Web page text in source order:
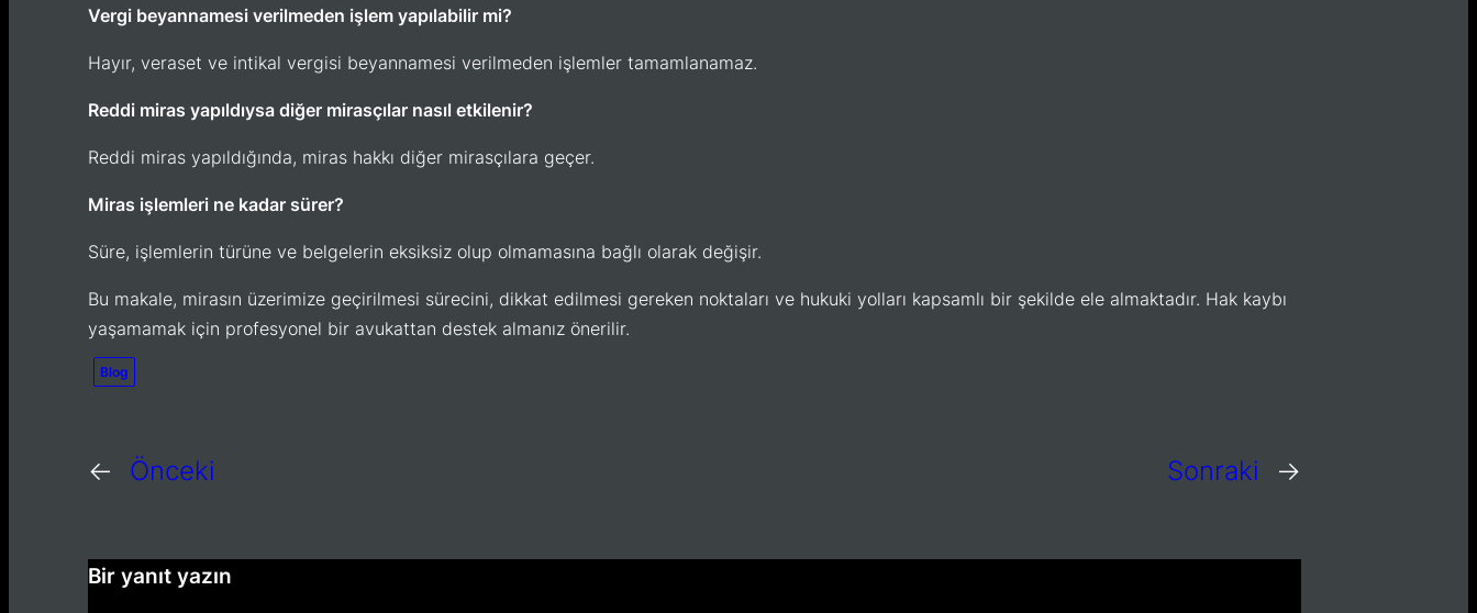
Vergi beyannamesi verilmeden işlem yapılabilir mi?
Hayır, veraset ve intikal vergisi beyannamesi verilmeden işlemler tamamlanamaz.
Reddi miras yapıldıysa diğer mirasçılar nasıl etkilenir?
Reddi miras yapıldığında, miras hakkı diğer mirasçılara geçer.
Miras işlemleri ne kadar sürer?
Süre, işlemlerin türüne ve belgelerin eksiksiz olup olmamasına bağlı olarak değişir.
Bu makale, mirasın üzerimize geçirilmesi sürecini, dikkat edilmesi gereken noktaları ve hukuki yolları kapsamlı bir şekilde ele almaktadır. Hak kaybı
yaşamamak için profesyonel bir avukattan destek almanız önerilir.
Blog
← Önceki Sonraki →
Bir yanıt yazın